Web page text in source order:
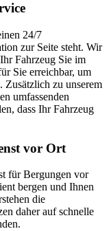
24/7
zur Seite steht. Wir
Fahrzeug Sie im
Sie erreichbar, um
zu unserem
umfassenden
dass Ihr Fahrzeug
vor Ort
für Bergungen vor
bergen und Ihnen
die
daher auf schnelle